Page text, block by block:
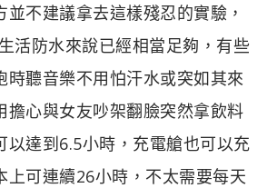
並不建議拿去這樣殘忍的實驗，
活防水來說已經相當足夠，有些
時聽音樂不用怕汗水或突如其來
擔心與女友吵架翻臉突然拿飲料
以達到6.5小時，充電艙也可以充
上可連續26小時，不太需要每天